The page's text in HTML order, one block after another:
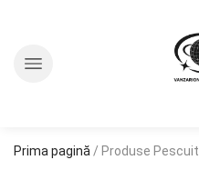
Prima pagină / Produse Pescuit